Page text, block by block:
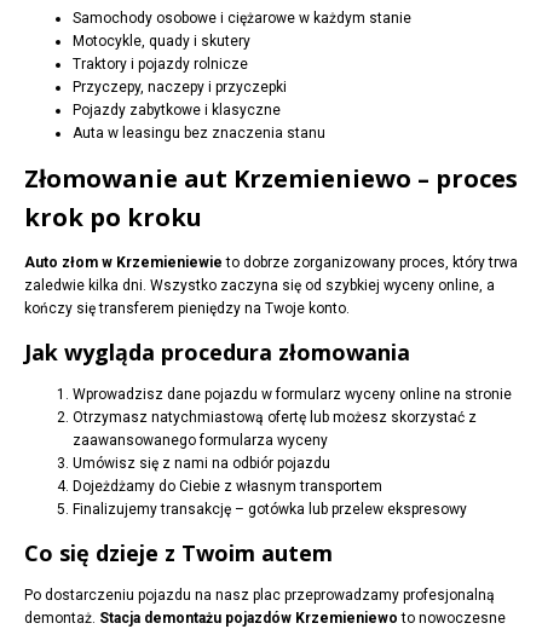
Samochody osobowe i ciężarowe w każdym stanie
Motocykle, quady i skutery
Traktory i pojazdy rolnicze
Przyczepy, naczepy i przyczepki
Pojazdy zabytkowe i klasyczne
Auta w leasingu bez znaczenia stanu
Złomowanie aut Krzemieniewo – proces
krok po kroku
Auto złom w Krzemieniewie to dobrze zorganizowany proces, który trwa
zaledwie kilka dni. Wszystko zaczyna się od szybkiej wyceny online, a
kończy się transferem pieniędzy na Twoje konto.
Jak wygląda procedura złomowania
Wprowadzisz dane pojazdu w formularz wyceny online na stronie
Otrzymasz natychmiastową ofertę lub możesz skorzystać z
zaawansowanego formularza wyceny
Umówisz się z nami na odbiór pojazdu
Dojeżdżamy do Ciebie z własnym transportem
Finalizujemy transakcję – gotówka lub przelew ekspresowy
Co się dzieje z Twoim autem
Po dostarczeniu pojazdu na nasz plac przeprowadzamy profesjonalną
demontaż. Stacja demontażu pojazdów Krzemieniewo to nowoczesne